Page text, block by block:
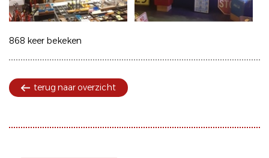
868 keer bekeken
terug naar overzicht